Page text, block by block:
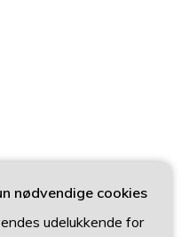
nødvendige cookies
udelukkende for